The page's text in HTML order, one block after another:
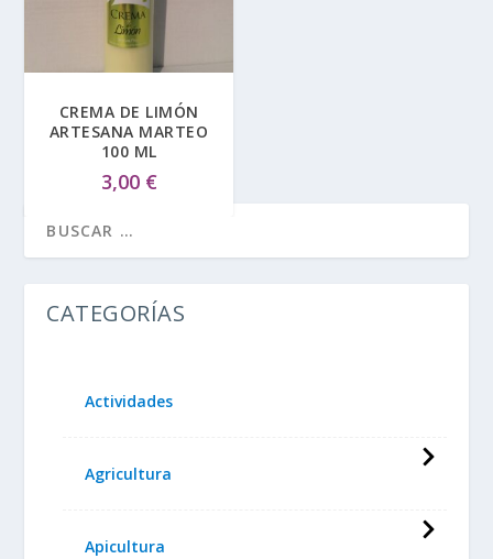
CREMA DE LIMÓN
ARTESANA MARTEO
100 ML
3,00 €
CATEGORÍAS
Actividades
Agricultura
Apicultura